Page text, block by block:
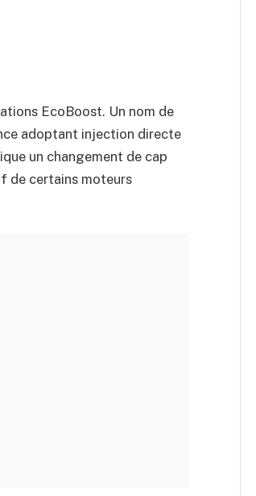
EcoBoost. Un nom de
adoptant injection directe
un changement de cap
de certains moteurs